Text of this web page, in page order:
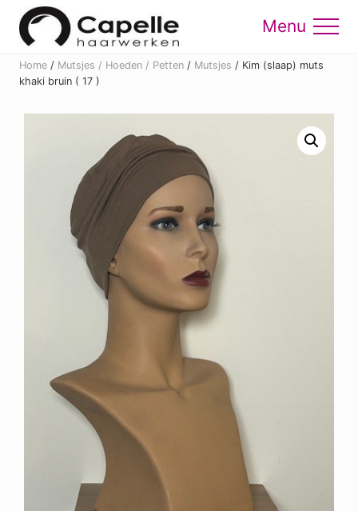
Menu
Skip
content
Skip
Menu
Home / Mutsjes / Hoeden / Petten / Mutsjes / Kim (slaap) muts
khaki bruin ( 17 )